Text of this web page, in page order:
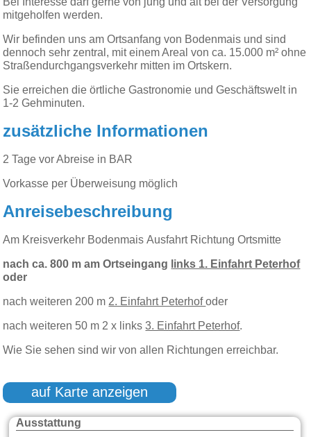
mitgeholfen werden.
Wir befinden uns am Ortsanfang von Bodenmais und sind
dennoch sehr zentral, mit einem Areal von ca. 15.000 m² ohne
Straßendurchgangsverkehr mitten im Ortskern.
Sie erreichen die örtliche Gastronomie und Geschäftswelt in
1-2 Gehminuten.
zusätzliche Informationen
2 Tage vor Abreise in BAR
Vorkasse per Überweisung möglich
Anreisebeschreibung
Am Kreisverkehr Bodenmais Ausfahrt Richtung Ortsmitte
nach ca. 800 m am Ortseingang
links 1. Einfahrt Peterhof
oder
nach weiteren 200 m 2. Einfahrt Peterhofoder
nach weiteren 50 m 2 x links3. Einfahrt Peterhof.
Wie Sie sehen sind wir von allen Richtungen erreichbar.
auf Karte anzeigen
Ausstattung